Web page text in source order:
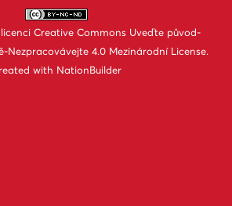
Creative Commons Uveďte původ-
Nezpracovávejte 4.0 Mezinárodní License.
with NationBuilder